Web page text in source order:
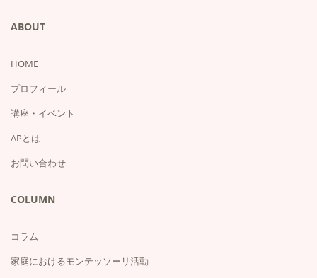
ABOUT
HOME
プロフィール
講座・イベント
APとは
お問い合わせ
COLUMN
コラム
家庭におけるモンテッソーリ活動